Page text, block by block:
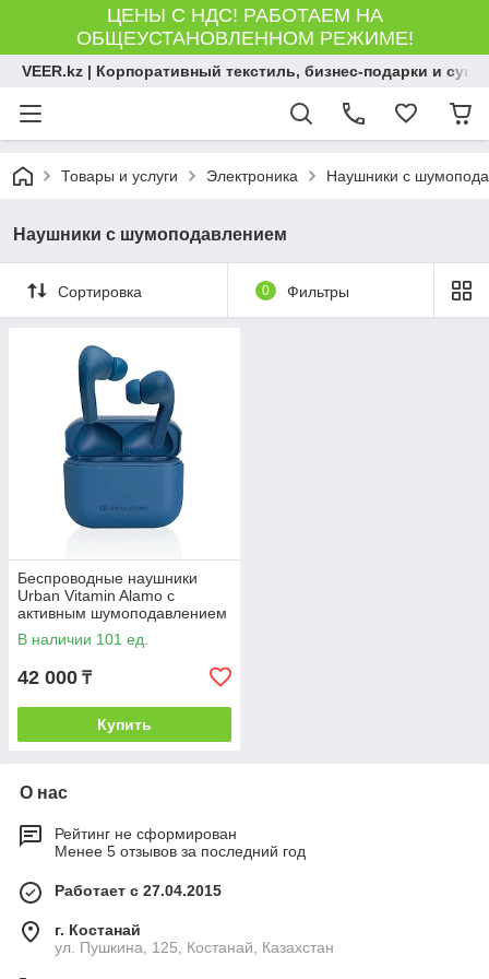
ЦЕНЫ С НДС! РАБОТАЕМ НА
ОБЩЕУСТАНОВЛЕННОМ РЕЖИМЕ!
VEER.kz | Корпоративный текстиль, бизнес-подарки и
Товары и услуги Электроника Наушники с
Наушники с шумоподавлением
Сортировка 0 Фильтры
Беспроводные наушники
Urban Vitamin Alamo с
активным шумоподавлением
ANC, синий; , Длина 6,2 см.,
ширина 5
В наличии 101 ед.
42 000 ₸
Купить
О нас
Рейтинг не сформирован
Менее 5 отзывов за последний год
Работает с 27.04.2015
г. Костанай
ул. Пушкина, 125, Костанай, Казахстан